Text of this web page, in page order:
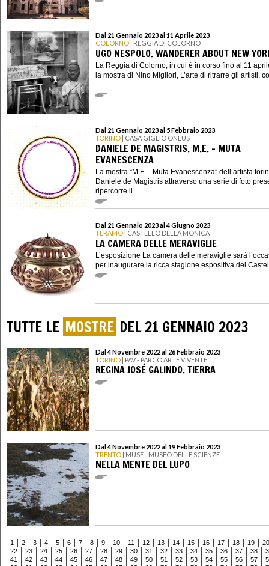
Dal 21 Gennaio 2023 al 11 Aprile 2023
COLORNO | REGGIA DI COLORNO
UGO NESPOLO. WANDERER ABOUT NEW
La Reggia di Colorno, in cui è in corso fino al 11
la mostra di Nino Migliori, L’arte di ritrarre gli artisti,
Dal 21 Gennaio 2023 al 5 Febbraio 2023
TORINO | CASA GIGLIO ONLUS
DANIELE DE MAGISTRIS. M.E. - MUTA
EVANESCENZA
La mostra “M.E. - Muta Evanescenza” dell’artista
Daniele de Magistris attraverso una serie di foto
ripercorre il...
Dal 21 Gennaio 2023 al 4 Giugno 2023
TERAMO | CASTELLO DELLA MONICA
LA CAMERA DELLE MERAVIGLIE
L’esposizione La camera delle meraviglie sarà
per inaugurare la ricca stagione espositiva del
TUTTE LE MOSTRE DEL 21 GENNAIO 2023
Dal 4 Novembre 2022 al 26 Febbraio 2023
TORINO | PAV - PARCO ARTE VIVENTE
REGINA JOSÉ GALINDO. TIERRA
Dal 4 Novembre 2022 al 19 Febbraio 2023
TRENTO | MUSE - MUSEO DELLE SCIENZE
NELLA MENTE DEL LUPO
1 2 3 4 5 6 7 8 9 10 11 12 13 14 15 16 17 18 19
20
22
23 24 25 26 27 28 29 30 31 32 33 34 35 36 37 38
41
42 43 44 45 46 47 48 49 50 51 52 53 54 55 56 57